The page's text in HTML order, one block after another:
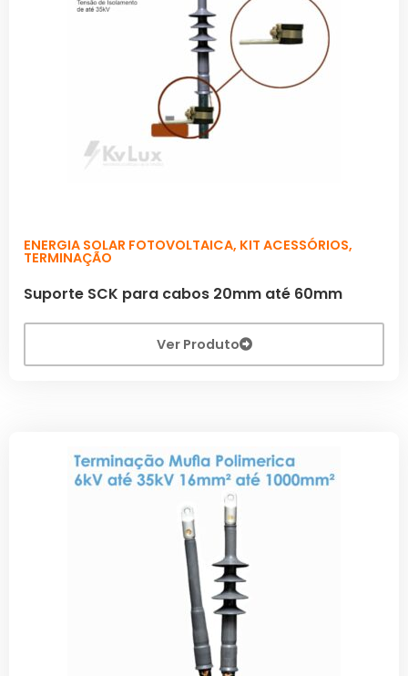
ENERGIA SOLAR FOTOVOLTAICA, KIT ACESSÓRIOS,
TERMINAÇÃO
Suporte SCK para cabos 20mm até 60mm
Ver Produto